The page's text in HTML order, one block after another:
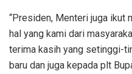
“Presiden, Menteri juga ikut
hal yang kami dari
terima kasih yang setinggi-
baru dan juga kepada plt